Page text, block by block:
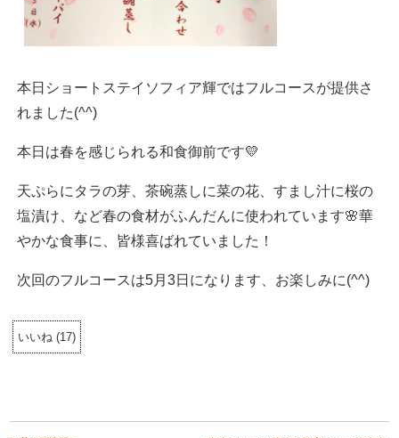
本日ショートステイソフィア輝ではフルコースが提供さ
れました(^^)
本日は春を感じられる和食御前です💛
天ぷらにタラの芽、茶碗蒸しに菜の花、すまし汁に桜の
塩漬け、など春の食材がふんだんに使われています🌸華
やかな食事に、皆様喜ばれていました！
次回のフルコースは5月3日になります、お楽しみに(^^)
いいね (17)